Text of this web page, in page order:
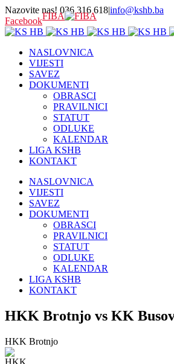
Nazovite nas! 036 316 618|info@kshb.ba
FacebookFIBA
NASLOVNICA
VIJESTI
SAVEZ
DOKUMENTI
OBRASCI
PRAVILNICI
STATUT
ODLUKE
KALENDAR
LIGA KSHB
KONTAKT
NASLOVNICA
VIJESTI
SAVEZ
DOKUMENTI
OBRASCI
PRAVILNICI
STATUT
ODLUKE
KALENDAR
LIGA KSHB
KONTAKT
HKK Brotnjo vs KK
HKK Brotnjo